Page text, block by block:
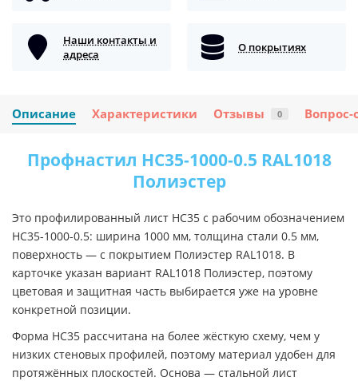
Наши контакты и
адреса
О покрытиях
Описание Характеристики Отзывы 0 Вопрос-
Профнастил НС35-1000-0.5 RAL1018
Полиэстер
Это профилированный лист НС35 с рабочим обозначением
НС35-1000-0.5: ширина 1000 мм, толщина стали 0.5 мм,
поверхность — с покрытием Полиэстер RAL1018. В
карточке указан вариант RAL1018 Полиэстер, поэтому
цветовая и защитная часть выбирается уже на уровне
конкретной позиции.
Форма НС35 рассчитана на более жёсткую схему, чем у
низких стеновых профилей, поэтому материал удобен для
протяжённых плоскостей. Основа — стальной лист